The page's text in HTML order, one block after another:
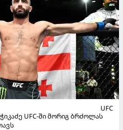
UFC
UFC-ში მორიგ ბრძოლას